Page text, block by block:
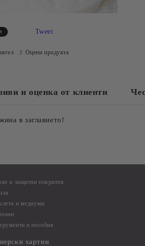
Tweet
Оцени продукта
и оценка от клиенти
в заглавието!
и защитни покрития
и медиуми
и пособия
хартии